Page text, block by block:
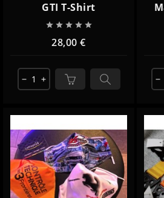
GTI T-Shirt
    
28,00 €
remove add remove